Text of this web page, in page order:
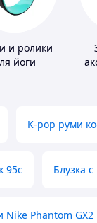
и ролики
йоги
K-pop руми
95с Блузка
Nike Phantom GX2